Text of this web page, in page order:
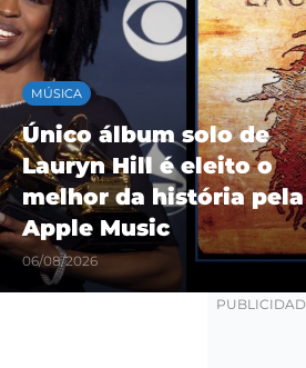
MÚSICA
Único álbum solo de
Lauryn Hill é eleito o
melhor da história pela
Apple Music
06/08/2026